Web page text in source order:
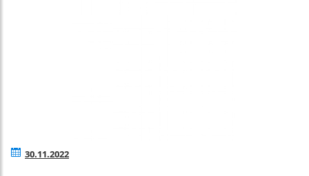
30.11.2022